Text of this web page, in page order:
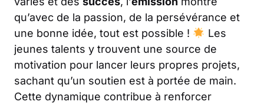
qu’avec de la passion, de la persévérance et
une bonne idée, tout est possible !
Les
jeunes talents y trouvent une source de
motivation pour lancer leurs propres projets,
sachant qu’un soutien est à portée de main.
Cette dynamique contribue à renforcer